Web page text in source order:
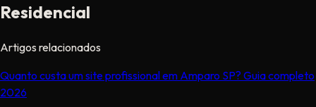
Residencial
Artigos relacionados
Quanto custa um site profissional em Amparo SP? Guia completo
2026